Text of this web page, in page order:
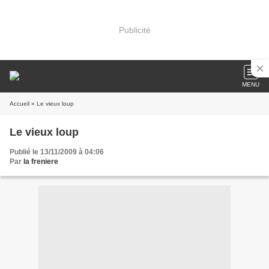
Publicité
MENU
Accueil » Le vieux loup
Le vieux loup
Publié le 13/11/2009 à 04:06
Par la freniere